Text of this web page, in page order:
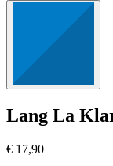
Lang La
€ 17,90